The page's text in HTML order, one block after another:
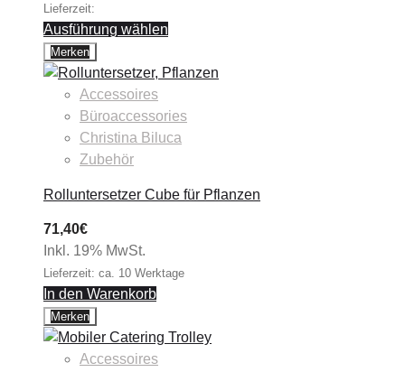
Lieferzeit:
Ausführung wählen
Merken
Accessoires
Büroaccessories
Christina Biluca
Zubehör
Rolluntersetzer Cube für Pflanzen
71,40€
Inkl. 19% MwSt.
Lieferzeit: ca. 10 Werktage
In den Warenkorb
Merken
Accessoires